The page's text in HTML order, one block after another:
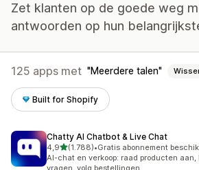
Zet klanten op de goede weg
antwoorden op hun
125 apps met Meerdere talen
Built for Shopify
Chatty AI Chatbot & Live Chat
4,9van 5 sterren
(1.788)
1788 recensies in totaal
•Gratis abonnement
AI-chat en verkoop: raad producten
vragen, volg bestellingen